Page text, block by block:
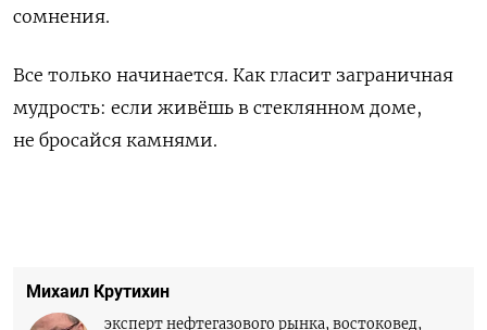
сомнения.
Все только начинается. Как гласит заграничная
мудрость: если живёшь в стеклянном доме,
не бросайся камнями.
Михаил Крутихин
эксперт нефтегазового рынка, востоковед,